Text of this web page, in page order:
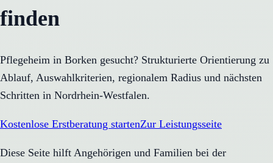
finden
Pflegeheim in Borken gesucht? Strukturierte Orientierung zu
Ablauf, Auswahlkriterien, regionalem Radius und nächsten
Schritten in Nordrhein-Westfalen.
Kostenlose Erstberatung startenZur Leistungsseite
Diese Seite hilft Angehörigen und Familien bei der